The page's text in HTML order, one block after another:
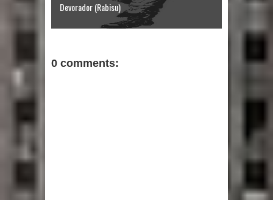
Devorador (Rabisu)
0 comments: